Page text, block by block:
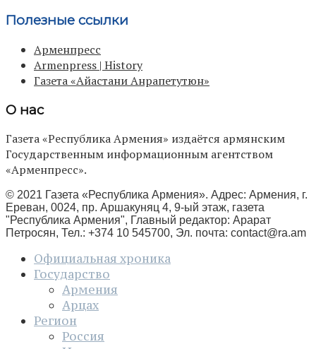
Полезные ссылки
Арменпресс
Armenpress | History
Газета «Айастани Анрапетутюн»
О нас
Газета «Республика Армения» издаётся армянским
Государственным информационным агентством
«Арменпресс».
© 2021 Газета «Республика Армения». Адрес: Армения, г.
Ереван, 0024, пр. Аршакуняц 4, 9-ый этаж, газета
"Республика Армения", Главный редактор: Арарат
Петросян, Тел.: +374 10 545700, Эл. почта: contact@ra.am
Официальная хроника
Государство
Армения
Арцах
Регион
Россия